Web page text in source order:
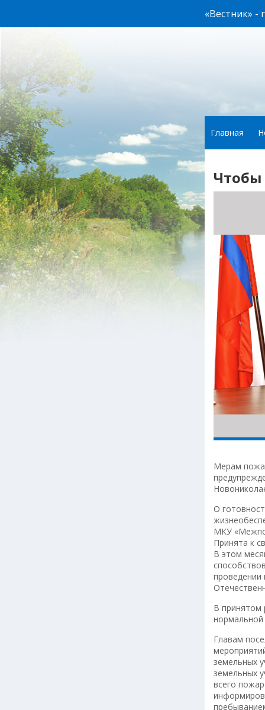
«Вестник» -
Главная
Чтобы
Мерам
О
МКУ
Принята к
В этом
В принятом
Главам
земельных
земельных
всего